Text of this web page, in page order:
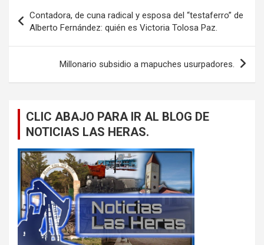
de
entradas
Contadora, de cuna radical y esposa del “testaferro” de
Alberto Fernández: quién es Victoria Tolosa Paz.
Millonario subsidio a mapuches usurpadores.
CLIC ABAJO PARA IR AL BLOG DE
NOTICIAS LAS HERAS.